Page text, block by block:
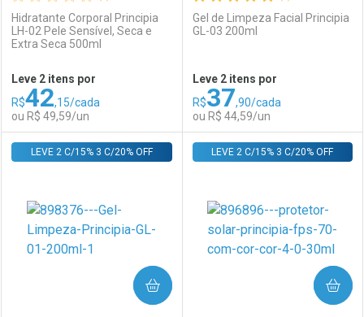
Comprar sem Desconto
Por R$ 59,00/cada
Comprar sem Desconto
Por R$ 59,00/cada
Comprar sem Desconto
Por R$ 48,99/cada
Comprar sem Desconto
Por R$ 48,99/cada
Hidratante Corporal Principia
LH-02 Pele Sensível, Seca e
Extra Seca 500ml
Leve 2 itens por
R$42,15/cada
ou R$ 49,59/un
FECHAR
Laboratório
FECHAR
Por Menos
Gel de Limpeza Facial Principia
GL-03 200ml
Leve 2 itens por
R$37,90/cada
ou R$ 44,59/un
Laboratório
Por Menos
LEVE 2 C/15% 3 C/20% OFF
COMPRAR
LEVE 2 C/15% 3 C/20% OFF
COMPRAR